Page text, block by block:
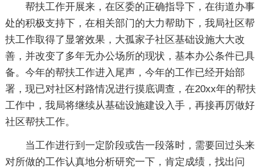
帮扶工作开展来，在区委的正确指导下，在街道办事
处的积极支持下，在相关部门的大力帮助下，我局社区帮
扶工作取得了显箸效果，大孤家子社区基础设施大大改
善，并改变了多年无办公场所的现状，基本办公条件已具
备。今年的帮扶工作进入尾声，今年的工作已经开始部
署，现已对社区村路情况进行摸底调查，在20xx年的帮扶
工作中，我局将继续从基础设施建设入手，再接再厉做好
社区帮扶工作。
当工作进行到一定阶段或告一段落时，需要回过头来
对所做的工作认真地分析研究一下，肯定成绩，找出问